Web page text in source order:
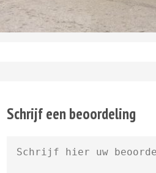
Schrijf een beoordeling